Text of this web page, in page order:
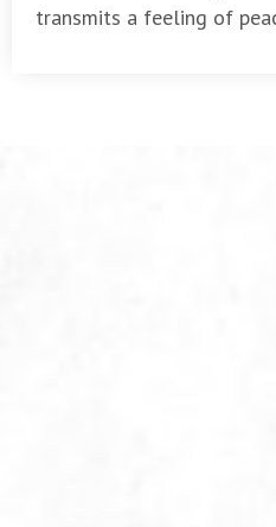
transmits a feeling of